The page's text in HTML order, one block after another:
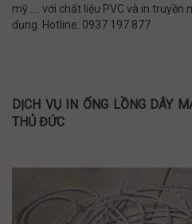
mỹ .... với chất liệu PVC và in
dụng. Hotline: 0937 197 877
DỊCH VỤ IN ỐNG LỒNG DÂY
THỦ ĐỨC